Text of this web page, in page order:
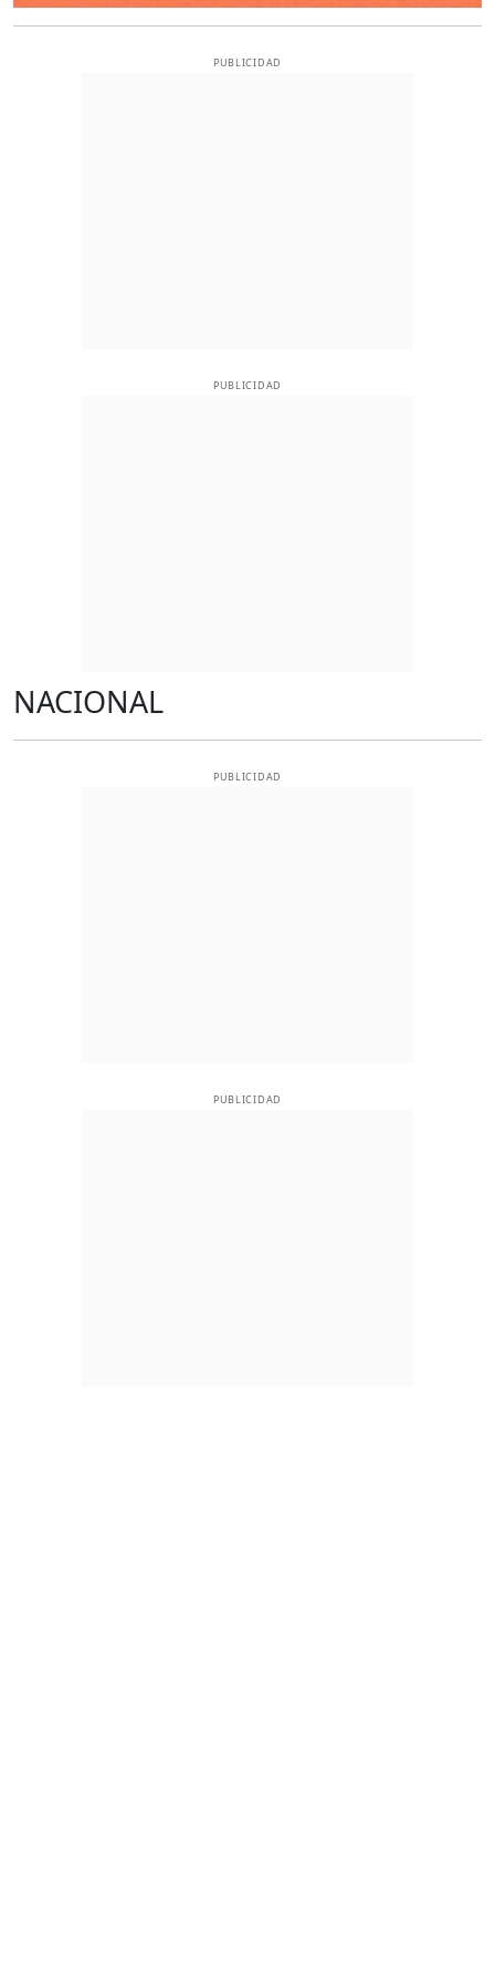
PUBLICIDAD
PUBLICIDAD
NACIONAL
PUBLICIDAD
PUBLICIDAD